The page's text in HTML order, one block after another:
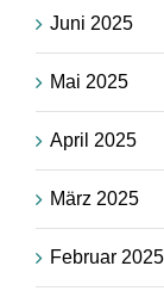
Juni 2025
Mai 2025
April 2025
März 2025
Februar 2025